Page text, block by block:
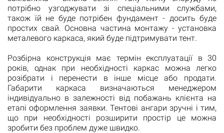
потрібно узгоджувати зі спеціальними службами,
також їй не буде потрібен фундамент - досить буде
простих свай. Основна частина монтажу - установка
металевого каркаса, який буде підтримувати тент.
Розбірна конструкція має термін експлуатації в 30
років, однак при необхідності каркас можна легко
розібрати і перенести в інше місце або продати.
Габарити каркаса визначаються менеджером
індивідуально в залежності від побажань клієнта на
етапі оформлення заявки. Тентові ангари зручні і тим,
що при необхідності розширити простір це можна
зробити без проблем дуже швидко.